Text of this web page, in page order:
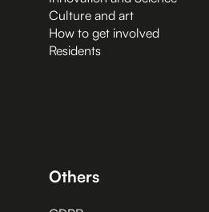
Culture and art
How to get involved
Residents
Others